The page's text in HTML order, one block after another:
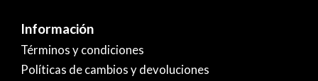
Información
Términos y condiciones
Políticas de cambios y devoluciones